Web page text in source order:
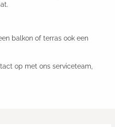
balkon of terras ook een
op met ons serviceteam,